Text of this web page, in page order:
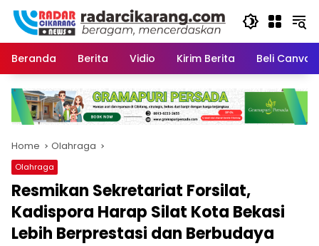
Skip
content
Beranda
Berita Vidio Kirim Berita Beli
Home Olahraga
Olahraga
Resmikan Sekretariat Forsilat,
Kadispora Harap Silat Kota Bekasi
Lebih Berprestasi dan Berbudaya